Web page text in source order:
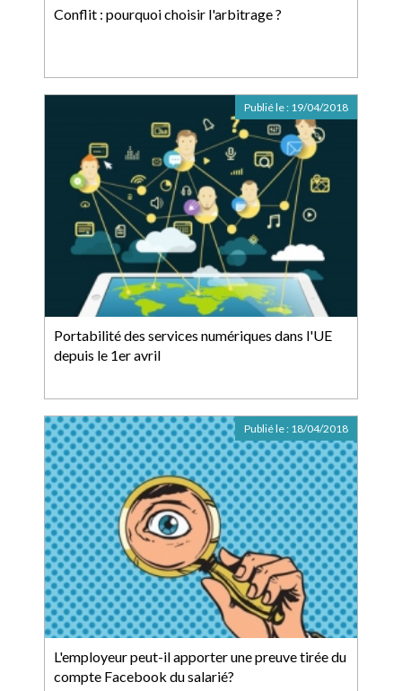
Conflit : pourquoi choisir l'arbitrage ?
Portabilité des services numériques dans l'UE
depuis le 1er avril
Publié le : 19/04/2018
L'employeur peut-il apporter une preuve tirée du
compte Facebook du salarié?
Publié le : 18/04/2018